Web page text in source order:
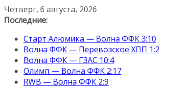
Перейти
к
Четверг, 6 августа, 2026
Последние:
Старт Алюмика — Волна ФФК 3:10
Волна ФФК — Перевозское ХПП 1:2
Волна ФФК — ГЗАС 10:4
Олимп — Волна ФФК 2:17
RWB — Волна ФФК 2:9